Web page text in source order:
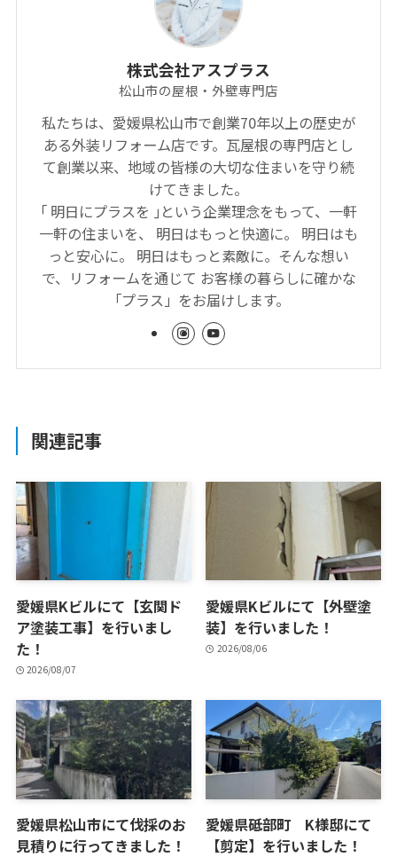
株式会社アスプラス
松山市の屋根・外壁専門店
私たちは、愛媛県松山市で創業70年以上の歴史が
ある外装リフォーム店です。瓦屋根の専門店とし
て創業以来、地域の皆様の大切な住まいを守り続
けてきました。
｢ 明日にプラスを ｣という企業理念をもって、一軒
一軒の住まいを、 明日はもっと快適に。 明日はも
っと安心に。 明日はもっと素敵に。そんな想い
で、リフォームを通じて お客様の暮らしに確かな
「プラス」をお届けします。
関連記事
愛媛県Kビルにて【玄関ド
ア塗装工事】を行いまし
た！
2026/08/07
愛媛県Kビルにて【外壁塗
装】を行いました！
2026/08/06
愛媛県松山市にて伐採のお
見積りに行ってきました！
愛媛県砥部町 K様邸にて
【剪定】を行いました！